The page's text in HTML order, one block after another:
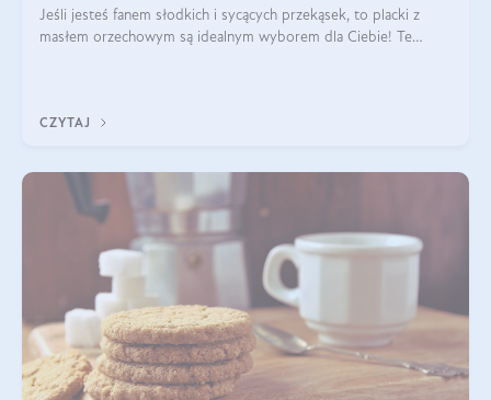
Jeśli jesteś fanem słodkich i sycących przekąsek, to placki z
masłem orzechowym są idealnym wyborem dla Ciebie! Te
CZYTAJ